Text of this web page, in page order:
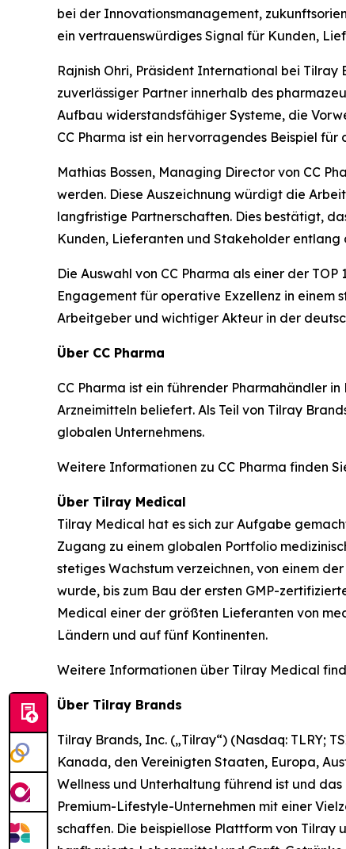
bei der Innovationsmanagement,
ein vertrauenswürdiges Signal für Kunden,
Rajnish Ohri, Präsident International bei Tilray
zuverlässiger Partner innerhalb des
Aufbau widerstandsfähiger Systeme, die
CC Pharma ist ein hervorragendes Beispiel
Mathias Bossen, Managing Director von CC
werden. Diese Auszeichnung würdigt die
langfristige Partnerschaften. Dies bestätigt,
Kunden, Lieferanten und Stakeholder
Die Auswahl von CC Pharma als einer der
Engagement für operative Exzellenz in einem
Arbeitgeber und wichtiger Akteur in der
Über CC Pharma
CC Pharma ist ein führender Pharmahändler
Arzneimitteln beliefert. Als Teil von Tilray
globalen Unternehmens.
Weitere Informationen zu CC Pharma finden
Über Tilray Medical
Tilray Medical hat es sich zur Aufgabe
Zugang zu einem globalen Portfolio
stetiges Wachstum verzeichnen, von einem
wurde, bis zum Bau der ersten GMP-
Medical einer der größten Lieferanten von
Ländern und auf fünf Kontinenten.
Weitere Informationen über Tilray Medical
Über Tilray Brands
Tilray Brands, Inc. („Tilray“) (Nasdaq: TLRY;
Kanada, den Vereinigten Staaten, Europa,
Wellness und Unterhaltung führend ist und
Premium-Lifestyle-Unternehmen mit einer
schaffen. Die beispiellose Plattform von Tilray